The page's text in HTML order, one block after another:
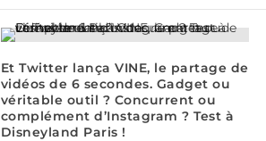
Et Twitter lança VINE, le partage de
vidéos de 6 secondes. Gadget ou
véritable outil ? Concurrent ou
complément d’Instagram ? Test à
Disneyland Paris !